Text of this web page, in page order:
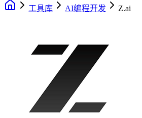
工具库 AI编程开发 Z.ai